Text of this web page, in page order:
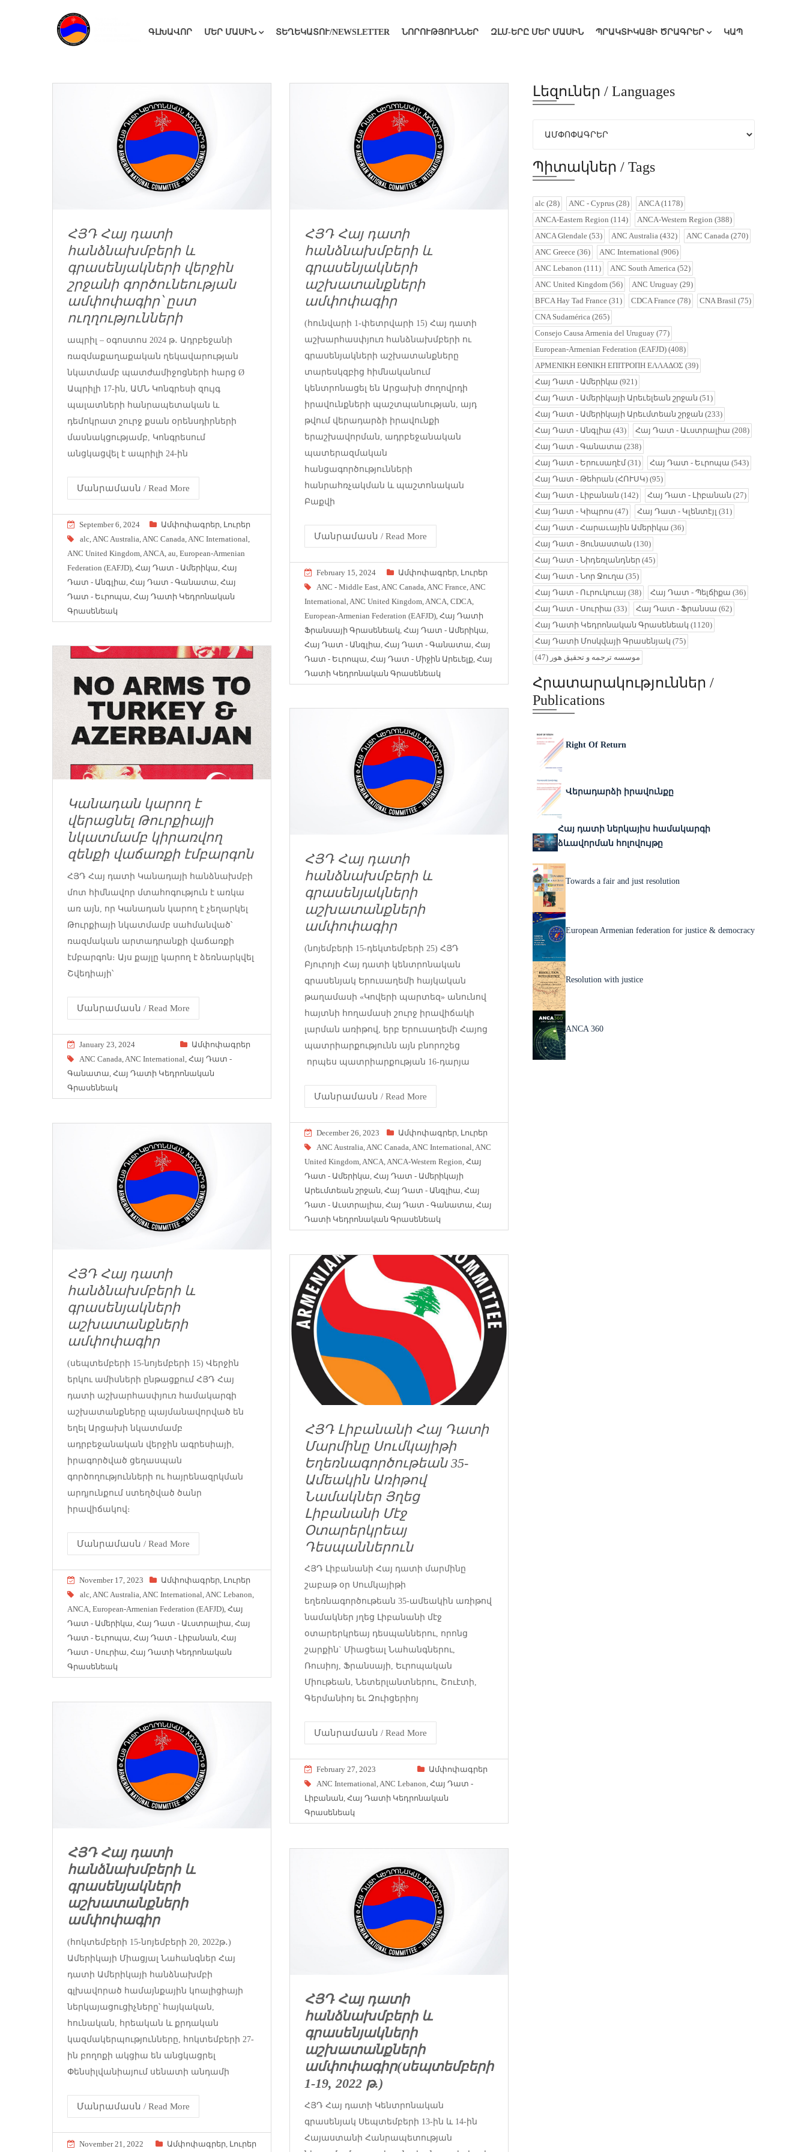
ԳԼԽԱՎՈՐ ՄԵՐ ՄԱՍԻՆ ՏԵՂԵԿԱՏՈՒ/NEWSLETTER ՆՈՐՈՒԹՅՈՒՆՆԵՐ ԶԼՄ-ԵՐԸ ՄԵՐ ՄԱՍԻՆ ՊՐԱԿՏԻԿԱՅԻ ԾՐԱԳՐԵՐ ԿԱՊ
ՀՅԴ Հայ դատի
հանձնախմբերի և
գրասենյակների վերջին
շրջանի գործունեության
ամփոփագիր՝ ըստ
ուղղությունների
ապրիլ – օգոստոս 2024 թ․ Ադրբեջանի
ռազմաքաղաքական ղեկավարության
նկատմամբ պատժամիջոցների հարց Ø
Ապրիլի 17-ին, ԱՄՆ Կոնգրեսի զույգ
պալատների հանրապետական և
դեմոկրատ շուրջ քսան օրենսդիրների
մասնակցությամբ, Կոնգրեսում
անցկացվել է ապրիլի 24-ին
Մանրամասն / Read More
September 6, 2024 Ամփոփագրեր Լուրեր
alc ANC Australia ANC Canada ANC International
ANC United Kingdom ANCA au European-Armenian
Federation (EAFJD) Հայ Դատ - Ամերիկա Հայ
Դատ - Անգլիա Հայ Դատ - Գանատա Հայ
Դատ - Եւրոպա Հայ Դատի Կեդրոնական
Գրասենեակ
ՀՅԴ Հայ դատի
հանձնախմբերի և
գրասենյակների
աշխատանքների
ամփոփագիր
(հունվարի 1-փետրվարի 15) Հայ դատի
աշխարհասփյուռ հանձնախմբերի ու
գրասենյակների աշխատանքները
տարեսկզբից հիմնականում
կենտրոնացել են Արցախի ժողովրդի
իրավունքների պաշտպանության, այդ
թվում վերադարձի իրավունքի
երաշխավորման, ադրբեջանական
պատերազմական
հանցագործությունների
հանրահռչակման և պաշտոնական
Բաքվի
Մանրամասն / Read More
February 15, 2024 Ամփոփագրեր Լուրեր
ANC - Middle East ANC Canada ANC France ANC
International ANC United Kingdom ANCA CDCA
European-Armenian Federation (EAFJD) Հայ Դա­տի
Ֆրան­սա­յի Գրա­սենեակ Հայ Դատ - Ամերիկա
Հայ Դատ - Անգլիա Հայ Դատ - Գանատա Հայ
Դատ - Եւրոպա Հայ Դատ - Միջին Արեւելք Հայ
Դատի Կեդրոնական Գրասենեակ
Կանադան կարող է
վերացնել Թուրքիայի
նկատմամբ կիրառվող
զենքի վաճառքի էմբարգոն
ՀՅԴ Հայ դատի Կանադայի հանձնախմբի
մոտ հիմնավոր մտահոգություն է առկա
առ այն, որ Կանադան կարող է չեղարկել
Թուրքիայի նկատմամբ սահմանված՝
ռազմական արտադրանքի վաճառքի
էմբարգոն։ Այս քայլը կարող է ձեռնարկվել
Շվեդիայի՝
Մանրամասն / Read More
January 23, 2024
Ամփոփագրեր
ANC Canada ANC International Հայ Դատ -
Գանատա Հայ Դատի Կեդրոնական
Գրասենեակ
ՀՅԴ Հայ դատի
հանձնախմբերի և
գրասենյակների
աշխատանքների
ամփոփագիր
(նոյեմբերի 15-դեկտեմբերի 25) ՀՅԴ
Բյուրոյի Հայ դատի կենտրոնական
գրասենյակ Երուսաղեմի հայկական
թաղամասի «Կովերի պարտեզ» անունով
հայտնի հողամասի շուրջ իրավիճակի
լարման առիթով, երբ Երուսաղեմի Հայոց
պատրիարքությունն այն բնորոշեց
որպես պատրիարքության 16-դարյա
Մանրամասն / Read More
December 26, 2023 Ամփոփագրեր Լուրեր
ANC Australia ANC Canada ANC International ANC
United Kingdom ANCA ANCA-Western Region Հայ
Դատ - Ամերիկա Հայ Դատ - Ամերիկայի
Արեւմտեան շրջան Հայ Դատ - Անգլիա Հայ
Դատ - Աւստրալիա Հայ Դատ - Գանատա Հայ
Դատի Կեդրոնական Գրասենեակ
ՀՅԴ Հայ դատի
հանձնախմբերի և
գրասենյակների
աշխատանքների
ամփոփագիր
(սեպտեմբերի 15-նոյեմբերի 15) Վերջին
երկու ամիսների ընթացքում ՀՅԴ Հայ
դատի աշխարհասփյուռ համակարգի
աշխատանքները պայմանավորված են
եղել Արցախի նկատմամբ
ադրբեջանական վերջին ագրեսիայի,
իրագործված ցեղասպան
գործողությունների ու հայրենազրկման
արդյունքում ստեղծված ծանր
իրավիճակով։
Մանրամասն / Read More
November 17, 2023 Ամփոփագրեր Լուրեր
alc ANC Australia ANC International ANC Lebanon
ANCA European-Armenian Federation (EAFJD) Հայ
Դատ - Ամերիկա Հայ Դատ - Աւստրալիա Հայ
Դատ - Եւրոպա Հայ Դատ - Լիբանան Հայ
Դատ - Սուրիա Հայ Դատի Կեդրոնական
Գրասենեակ
ՀՅԴ Լիբանանի Հայ Դատի
Մարմինը Սումկայիթի
Եղեռնագործութեան 35-
Ամեակին Առիթով
Նամակներ Յղեց
Լիբանանի Մէջ
Օտարերկրեայ
Դեսպաններուն
ՀՅԴ Լիբանանի Հայ դատի մարմինը
շաբաթ օր Սումկայիթի
եղեռնագործութեան 35-ամեակին առիթով
նամակներ յղեց Լիբանանի մէջ
օտարերկրեայ դեսպաններու, որոնց
շարքին` Միացեալ Նահանգներու,
Ռուսիոյ, Ֆրանսայի, Եւրոպական
Միութեան, Նետերլանտներու, Շուէտի,
Գերմանիոյ եւ Զուիցերիոյ
Մանրամասն / Read More
February 27, 2023
Ամփոփագրեր
ANC International,ANC Lebanon, Հայ Դատ -
Լիբանան, Հայ Դատի Կեդրոնական
Գրասենեակ
ՀՅԴ Հայ դատի
հանձնախմբերի և
գրասենյակների
աշխատանքների
ամփոփագիր
(հոկտեմբերի 15-նոյեմբերի 20, 2022թ․)
Ամերիկայի Միացյալ Նահանգներ Հայ
դատի Ամերիկայի հանձնախմբի
գլխավորած համայնքային կոալիցիայի
ներկայացուցիչները՝ հայկական,
հունական, հրեական և քրդական
կազմակերպությունները, հոկտեմբերի 27-
ին բողոքի ակցիա են անցկացրել
Փենսիլվանիայում սենատի անդամի
Մանրամասն / Read More
November 21, 2022 Ամփոփագրեր, Լուրեր
ՀՅԴ Հայ դատի
հանձնախմբերի և
գրասենյակների
աշխատանքների
ամփոփագիր(սեպտեմբերի
1-19, 2022 թ.)
ՀՅԴ Հայ դատի Կենտրոնական
գրասենյակ Սեպտեմբերի 13-ին և 14-ին
Հայաստանի Հանրապետության
Լեզուներ / Languages
Պիտակներ / Tags
alc (28) ANC - Cyprus (28) ANCA(1178)
ANCA-Eastern Region (114) ANCA-Western Region (388)
ANCA Glendale (53) ANC Australia (432) ANC Canada (270)
ANC Greece (36) ANC International (906)
ANC Lebanon (111) ANC South America (52)
ANC United Kingdom (56) ANC Uruguay (29)
BFCA Hay Tad France (31) CDCA France (78) CNA Brasil (75)
CNA Sudamérica (265)
Consejo Causa Armenia del Uruguay (77)
European-Armenian Federation (EAFJD) (408)
ΑΡΜΕΝΙΚΗ ΕΘΝΙΚΗ ΕΠΙΤΡΟΠΗ ΕΛΛΑΔΟΣ (39)
Հայ Դատ - Ամերիկա (921)
Հայ Դատ - Ամերիկայի Արեւելեան շրջան (51)
Հայ Դատ - Ամերիկայի Արեւմտեան շրջան (233)
Հայ Դատ - Անգլիա (43) Հայ Դատ - Աւստրալիա (208)
Հայ Դատ - Գանատա (238)
Հայ Դատ - Երուսաղէմ(31) Հայ Դատ - Եւրոպա (543)
Հայ Դատ - Թեհրան (ՀՈՒՍԿ) (95)
Հայ Դատ - Լիբանան (142) Հայ Դատ - Լիբանան (27)
Հայ Դատ - Կիպրոս (47) Հայ Դատ - Կլենտէյլ (31)
Հայ Դատ - Հարաւային Ամերիկա (36)
Հայ Դատ - Յունաստան (130)
Հայ Դատ - Նիդեռլանդներ (45)
Հայ Դատ - Նոր Ջուղա (35)
Հայ Դատ - Ուրուկուայ (38) Հայ Դատ - Պելճիքա (36)
Հայ Դատ - Սուրիա (33) Հայ Դատ - Ֆրանսա (62)
Հայ Դատի Կեդրոնական Գրասենեակ (1120)
Հայ Դատի Մոսկվայի Գրասենյակ (75)
موسسه ترجمه و تحقیق هور (47)
Հրատարակություններ /
Publications
Right Of Return
Վերադարձի իրավունքը
Հայ դատի ներկայիս համակարգի
ձևավորման հոլովույթը
Towards a fair and just resolution
European Armenian federation for justice & democracy
Resolution with justice
ANCA 360